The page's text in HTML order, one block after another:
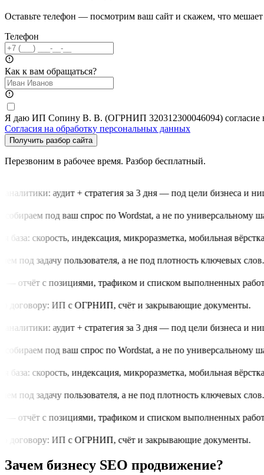
Оставьте телефон — посмотрим ваш сайт и скажем, что мешает
Телефон
Как к вам обращаться?
Я даю ИП Сопину В. В. (ОГРНИП 320312300046094) согласие
Согласия на обработку персональных данных
Получить разбор сайта
Перезвоним в рабочее время. Разбор бесплатный.
аудит + стратегия за 3 дня — под цели бизнеса и
под ваш спрос по Wordstat, а не по универсальному
скорость, индексация, микроразметка, мобильная вёрстка.
под задачу пользователя, а не под плотность ключевых слов.
отчёт с позициями, трафиком и списком выполненных работ.
договору: ИП с ОГРНИП, счёт и закрывающие документы.
аудит + стратегия за 3 дня — под цели бизнеса и
под ваш спрос по Wordstat, а не по универсальному
скорость, индексация, микроразметка, мобильная вёрстка.
под задачу пользователя, а не под плотность ключевых слов.
отчёт с позициями, трафиком и списком выполненных работ.
договору: ИП с ОГРНИП, счёт и закрывающие документы.
Зачем бизнесу SEO продвижение?